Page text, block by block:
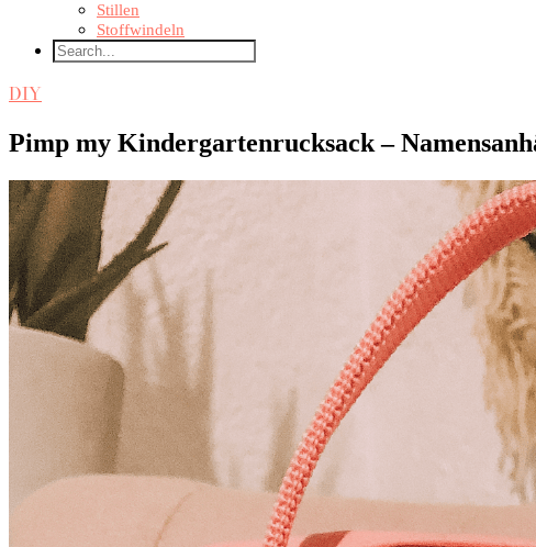
Stillen
Stoffwindeln
DIY
Pimp my Kindergartenrucksack –